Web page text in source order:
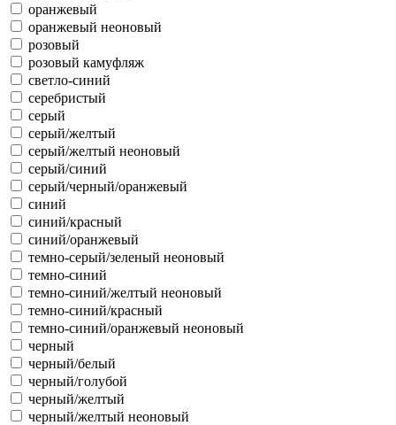
оранжевый
оранжевый неоновый
розовый
розовый камуфляж
светло-синий
серебристый
серый
серый/желтый
серый/желтый неоновый
серый/синий
серый/черный/оранжевый
синий
синий/красный
синий/оранжевый
темно-серый/зеленый неоновый
темно-синий
темно-синий/желтый неоновый
темно-синий/красный
темно-синий/оранжевый неоновый
черный
черный/белый
черный/голубой
черный/желтый
черный/желтый неоновый